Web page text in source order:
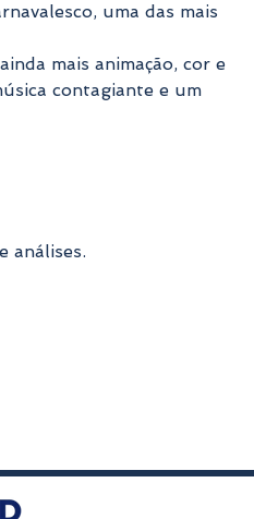
uma das mais
mais animação, cor e
contagiante e um
análises.